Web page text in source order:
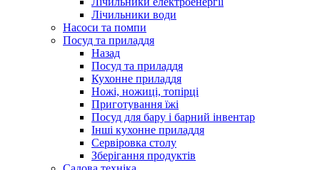
Лічильники води
Насоси та помпи
Посуд та приладдя
Назад
Посуд та приладдя
Кухонне приладдя
Ножі, ножиці, топірці
Приготування їжі
Посуд для бару і барний інвентар
Інші кухонне приладдя
Сервіровка столу
Зберігання продуктів